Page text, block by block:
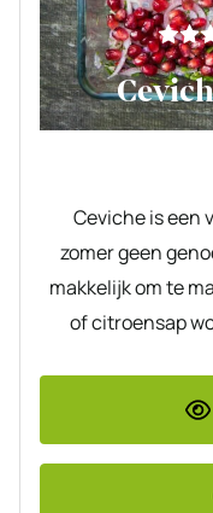
Ceviche is een
zomer geen
makkelijk om te
of citroensap